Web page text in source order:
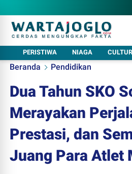
PERISTIWA NIAGA
Beranda Pendidikan
Dua Tahun SKO
Merayakan
Prestasi, dan
Juang Para Atlet